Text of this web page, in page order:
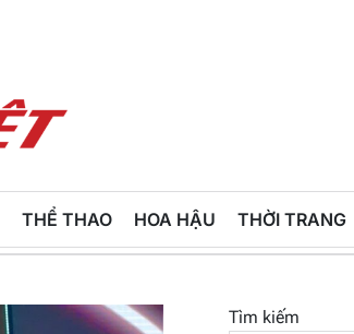
THỂ THAO HOA HẬU THỜI TRANG
Tìm kiếm